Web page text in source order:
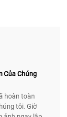
Của Chúng
hoàn toàn
tôi. Giờ